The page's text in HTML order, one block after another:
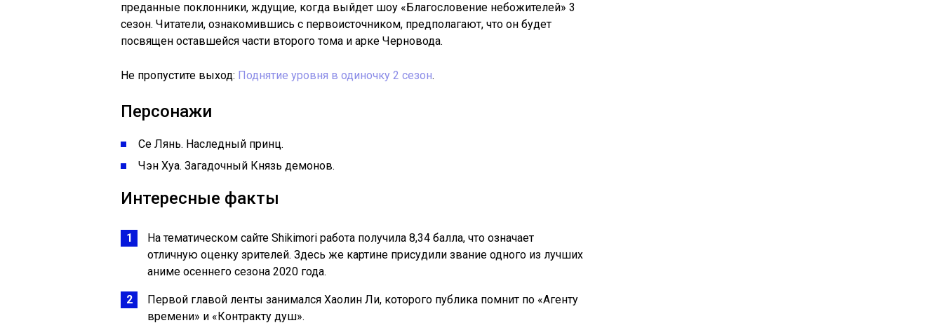
преданные поклонники, ждущие, когда выйдет шоу «Благословение небожителей» 3
сезон. Читатели, ознакомившись с первоисточником, предполагают, что он будет
посвящен оставшейся части второго тома и арке Черновода.
Не пропустите выход: Поднятие уровня в одиночку 2 сезон.
Персонажи
Се Лянь. Наследный принц.
Чэн Хуа. Загадочный Князь демонов.
Интересные факты
На тематическом сайте Shikimori работа получила 8,34 балла, что означает
отличную оценку зрителей. Здесь же картине присудили звание одного из лучших
аниме осеннего сезона 2020 года.
Первой главой ленты занимался Хаолин Ли, которого публика помнит по «Агенту
времени» и «Контракту душ».